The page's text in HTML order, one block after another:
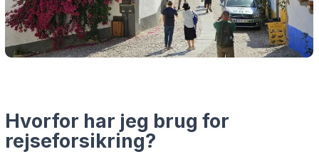
Hvorfor har jeg brug for
rejseforsikring?